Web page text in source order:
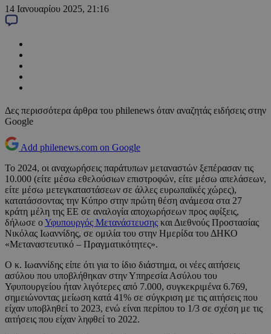
14 Ιανουαρίου 2025, 21:16
Δες περισσότερα άρθρα του philenews όταν αναζητάς ειδήσεις στην
Google
Add philenews.com on Google
Το 2024, οι αναχωρήσεις παράτυπων μεταναστών ξεπέρασαν τις
10.000 (είτε μέσω εθελούσιων επιστροφών, είτε μέσω απελάσεων,
είτε μέσω μετεγκαταστάσεων σε άλλες ευρωπαϊκές χώρες),
κατατάσσοντας την Κύπρο στην πρώτη θέση ανάμεσα στα 27
κράτη μέλη της ΕΕ σε αναλογία αποχωρήσεων προς αφίξεις,
δήλωσε οΥφυπουργός Μετανάστευσης και Διεθνούς Προστασίας
Νικόλας Ιωαννίδης, σε ομιλία του στην Ημερίδα του ΔΗΚΟ
«Μεταναστευτικό – Πραγματικότητες».
Ο κ. Ιωαννίδης είπε ότι για το ίδιο διάστημα, οι νέες αιτήσεις
ασύλου που υποβλήθηκαν στην Υπηρεσία Ασύλου του
Υφυπουργείου ήταν λιγότερες από 7.000, συγκεκριμένα 6.769,
σημειώνοντας μείωση κατά 41% σε σύγκριση με τις αιτήσεις που
είχαν υποβληθεί το 2023, ενώ είναι περίπου το 1/3 σε σχέση με τις
αιτήσεις που είχαν ληφθεί το 2022.